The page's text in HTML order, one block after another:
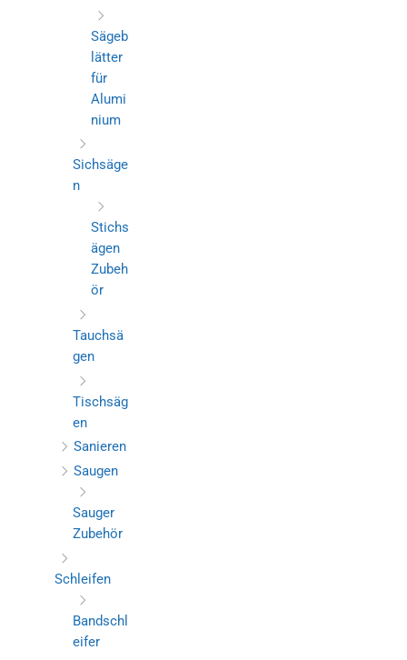
Sägeb
lätter
für
Alumi
nium
Sichsäge
n
Stichs
ägen
Zubeh
ör
Tauchsä
gen
Tischsäg
en
Sanieren
Saugen
Sauger
Zubehör
Schleifen
Bandschl
eifer